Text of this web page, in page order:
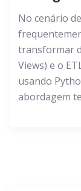
No cenário
transformar
Views) e o
usando
abordagem